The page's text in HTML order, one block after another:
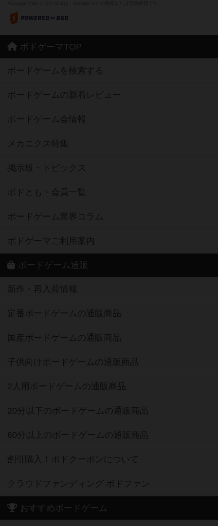
ボドゲーマTOP
ボードゲームを検索する
ボードゲームの新着レビュー
ボードゲーム会情報
メカニクス特集
掲示板・トピックス
ボドとも・会員一覧
ボードゲーム業界コラム
ボドゲーマご利用案内
ボードゲーム通販
新作・再入荷情報
定番ボードゲームの通販商品
国産ボードゲームの通販商品
子供向けボードゲームの通販商品
2人用ボードゲームの通販商品
20分以下のボードゲームの通販商品
60分以上のボードゲームの通販商品
割引購入！ボドクーポンについて
クラウドファンディング ボドファン
おすすめボードゲーム